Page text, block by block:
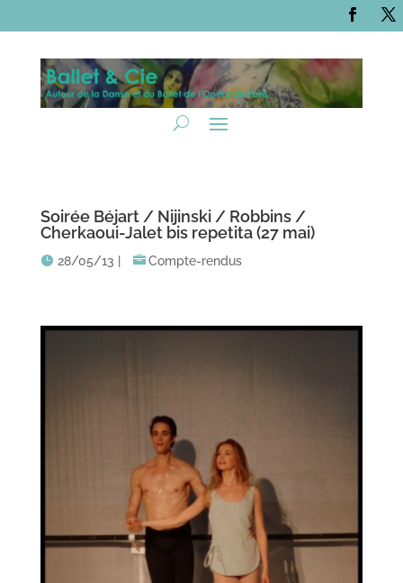
Soirée Béjart / Nijinski / Robbins /
Cherkaoui-Jalet bis repetita (27 mai)
28/05/13 Compte-rendus